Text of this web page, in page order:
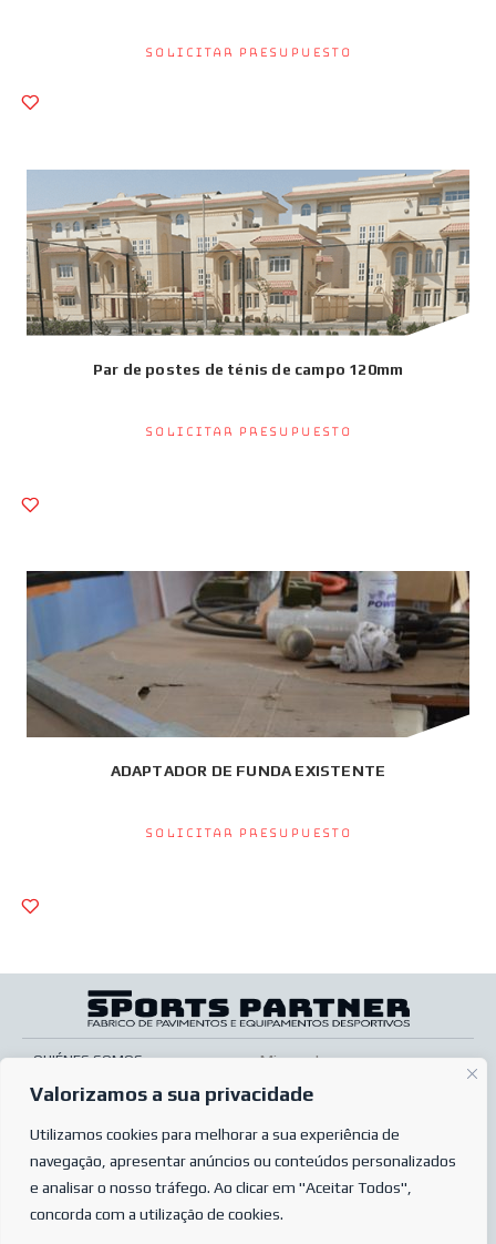
Valorizamos a sua privacidade
Utilizamos cookies para melhorar a sua experiência de
navegação, apresentar anúncios ou conteúdos personalizados
e analisar o nosso tráfego. Ao clicar em "Aceitar Todos",
concorda com a utilização de cookies.
Solicitar presupuesto
Par de postes de ténis de campo 120mm
Solicitar presupuesto
ADAPTADOR DE FUNDA EXISTENTE
Solicitar presupuesto
QUIÉNES SOMOS
SERVICIOS
TIENDA ONLINE
PREGUNTAS MÁS FRECUENTES
POLÍTICA DE PRIVACIDAD
Mi cuenta
Pos venta
Condiciones de venta
Condiciones de pedido
Complaints book